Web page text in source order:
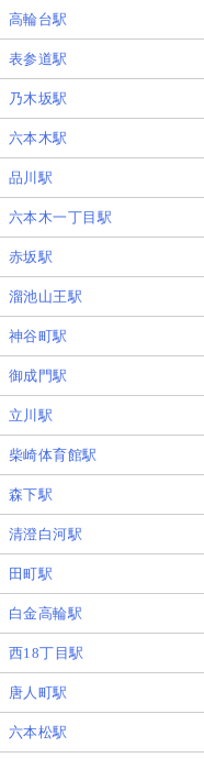
高輪台駅
表参道駅
乃木坂駅
六本木駅
品川駅
六本木一丁目駅
赤坂駅
溜池山王駅
神谷町駅
御成門駅
立川駅
柴崎体育館駅
森下駅
清澄白河駅
田町駅
白金高輪駅
西18丁目駅
唐人町駅
六本松駅